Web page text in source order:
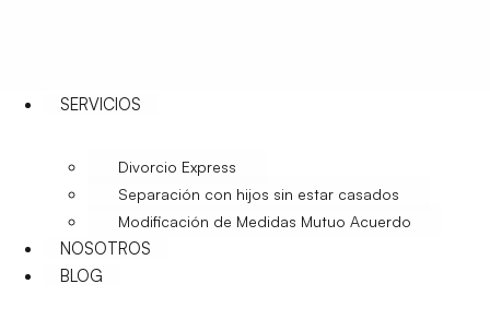
SERVICIOS
Divorcio Express
Separación con hijos sin estar casados
Modificación de Medidas Mutuo Acuerdo
NOSOTROS
BLOG